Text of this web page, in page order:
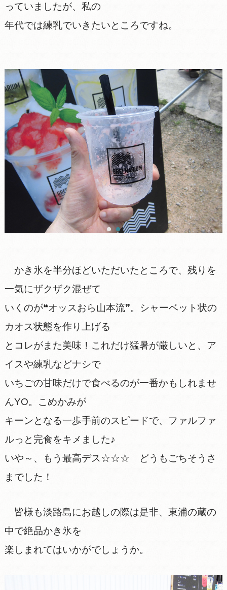
っていましたが、私の
年代では練乳でいきたいところですね。
かき氷を半分ほどいただいたところで、残りを
一気にザクザク混ぜて
いくのが❝オッスおら山本流❞。シャーベット状の
カオス状態を作り上げる
とコレがまた美味！これだけ猛暑が厳しいと、ア
イスや練乳などナシで
いちごの甘味だけで食べるのが一番かもしれませ
んYO。こめかみが
キーンとなる一歩手前のスピードで、ファルファ
ルっと完食をキメました♪
いや～、もう最高デス☆☆☆ どうもごちそうさ
までした！
皆様も淡路島にお越しの際は是非、東浦の蔵の
中で絶品かき氷を
楽しまれてはいかがでしょうか。